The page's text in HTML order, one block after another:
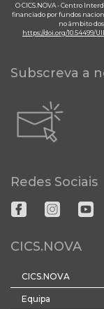
O CICS.NOVA - Centro
financiado por fundos
no âmbito dos
https://doi.org/10.54499/
Subscreva a
Redes Sociais
CICS.NOVA
CICS.NOVA
Equipa